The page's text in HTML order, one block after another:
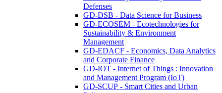
Defenses
GD-DSB - Data Science for Business
GD-ECOSEM - Ecotechnologies for
Sustainability & Environment
Management
GD-EDACF - Economics, Data Analytics
and Corporate Finance
GD-IOT - Internet of Things : Innovation
and Management Program (IoT)
GD-SCUP - Smart Cities and Urban